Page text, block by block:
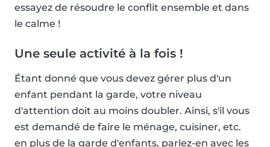
essayez de résoudre le conflit ensemble et dans
le calme !
Une seule activité à la fois !
Étant donné que vous devez gérer plus d'un
enfant pendant la garde, votre niveau
d'attention doit au moins doubler. Ainsi, s'il vous
est demandé de faire le ménage, cuisiner, etc.
en plus de la garde d'enfants, parlez-en avec les